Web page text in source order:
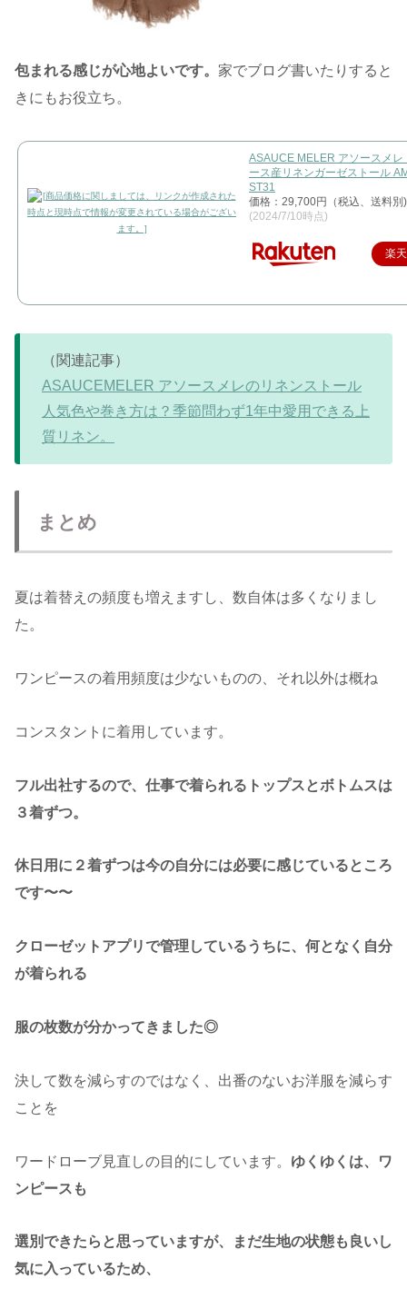
包まれる感じが心地よいです。 家でブログ書いたりすると
きにもお役立ち。
ASAUCE MELER アソースメレ
ース産リネンガーゼストール
ST31
価格：29,700円（税込、送料別)
(2024/7/10時点)
楽
（関連記事）
ASAUCEMELER アソースメレのリネンストール
人気色や巻き方は？季節問わず1年中愛用できる上
質リネン。
まとめ
夏は着替えの頻度も増えますし、数自体は多くなりまし
た。
ワンピースの着用頻度は少ないものの、それ以外は概ね
コンスタントに着用しています。
フル出社するので、仕事で着られるトップスとボトムスは
３着ずつ。
休日用に２着ずつは今の自分には必要に感じているところ
です〜〜
クローゼットアプリで管理しているうちに、何となく自分
が着られる
服の枚数が分かってきました◎
決して数を減らすのではなく、出番のないお洋服を減らす
ことを
ワードローブ見直しの目的にしています。 ゆくゆくは、ワ
ンピースも
選別できたらと思っていますが、まだ生地の状態も良いし
気に入っているため、